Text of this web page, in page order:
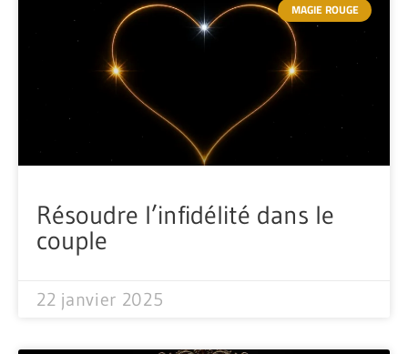
MAGIE ROUGE
Résoudre l’infidélité dans le
couple
22 janvier 2025